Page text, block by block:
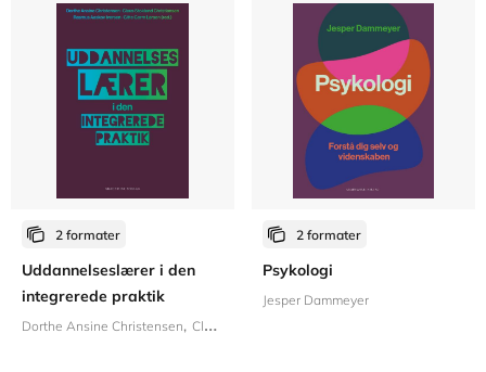
2 formater
Uddannelseslærer i den
integrerede praktik
Dorthe Ansine Christensen Claus Stoklund Christiansen
2 formater
Psykologi
Jesper Dammeyer